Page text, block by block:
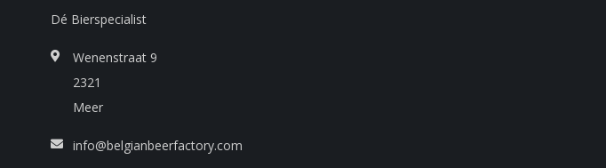
Dé Bierspecialist
Wenenstraat 9
2321
Meer
info@belgianbeerfactory.com